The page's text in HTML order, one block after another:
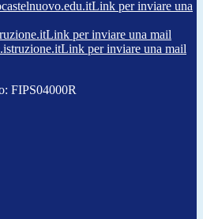
Link per inviare una
Link per inviare una mail
Link per inviare una mail
FIPS04000R